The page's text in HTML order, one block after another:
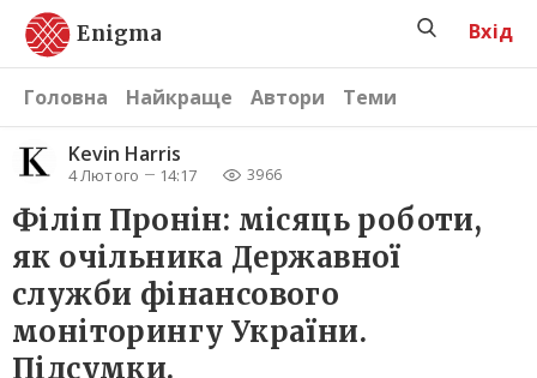
Enigma
Головна Найкраще Автори Теми
Вхід
Kevin Harris
4 Лютого 14:17 3966
Філіп Пронін: місяць роботи,
як очільника Державної
служби фінансового
моніторингу України.
Підсумки.